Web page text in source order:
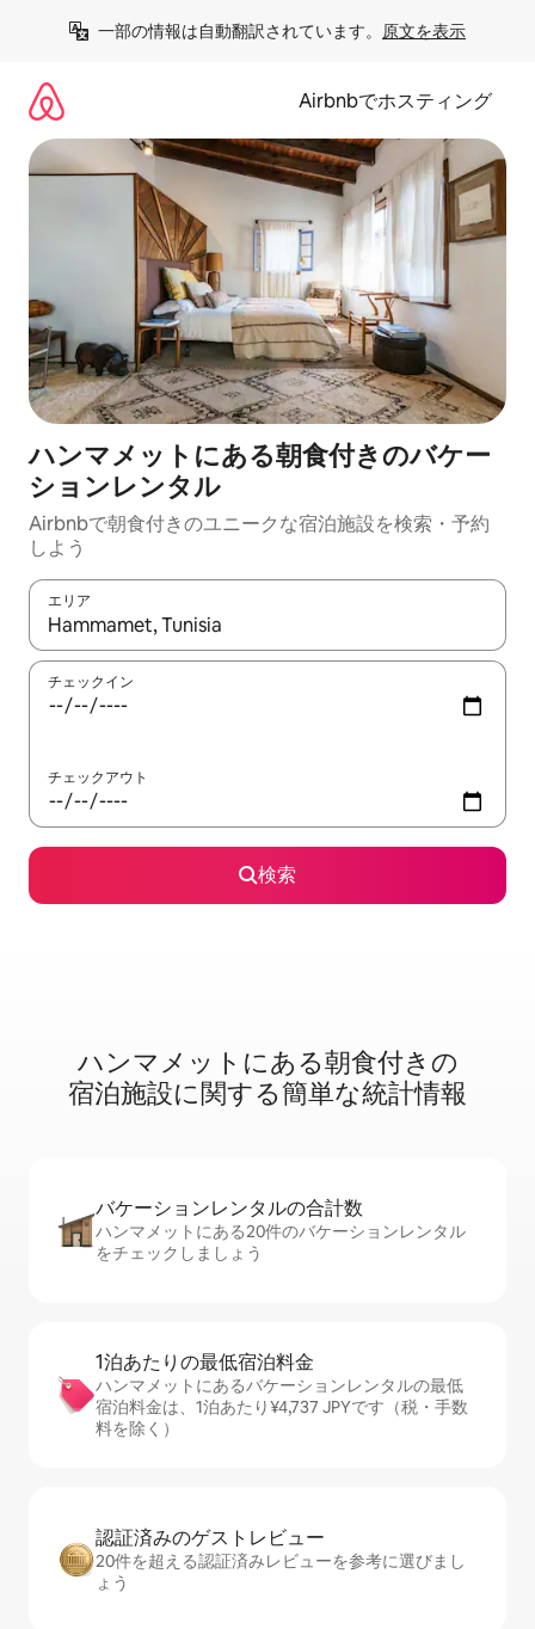
一部の情報は自動翻訳されています。 原文を表示
Airbnbでホスティング
ハンマメットにある朝食付きのバケー
ションレンタル
Airbnbで朝食付きのユニークな宿泊施設を検索・予約
しよう
エリア
検索結果が表示されたら、上下の矢印キーを使って移動するか
チェックイン
チェックアウト
検索
ハンマメットに⁠あ⁠る朝⁠食⁠付⁠き⁠の
宿⁠泊⁠施⁠設⁠に関⁠す⁠る簡⁠単⁠な統⁠計⁠情⁠報
バケーションレ⁠ン⁠タ⁠ル⁠の合⁠計⁠数
ハンマメットにある20件のバケーションレンタル
をチェックしましょう
1泊あたりの最⁠低⁠宿⁠泊⁠料⁠金
ハンマメットにあるバケーションレンタルの最低
宿泊料金は、1泊あたり¥4,737 JPYです（税・手数
料を除く）
認証済みのゲ⁠ス⁠ト⁠レ⁠ビ⁠ュ⁠ー
20件を超える認証済みレビューを参考に選びまし
ょう